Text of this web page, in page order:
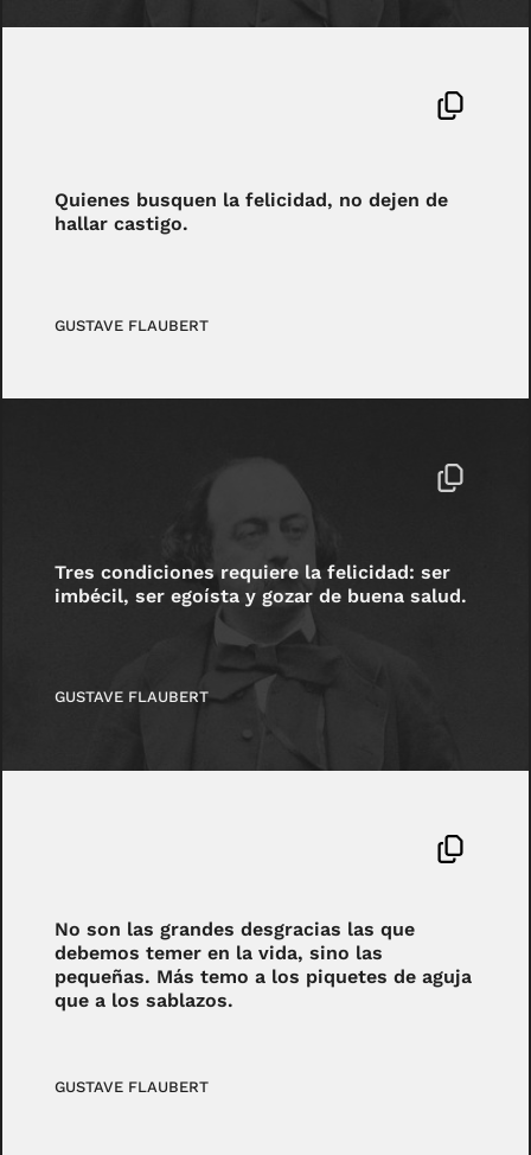
Quienes busquen la felicidad, no dejen de
hallar castigo.
GUSTAVE FLAUBERT
Tres condiciones requiere la felicidad: ser
imbécil, ser egoísta y gozar de buena salud.
GUSTAVE FLAUBERT
No son las grandes desgracias las que
debemos temer en la vida, sino las
pequeñas. Más temo a los piquetes de aguja
que a los sablazos.
GUSTAVE FLAUBERT